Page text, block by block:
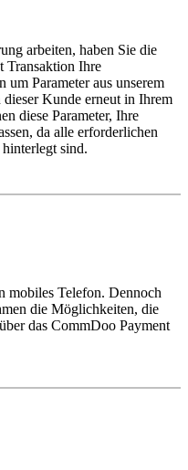
arbeiten, haben Sie die
Transaktion Ihre
um Parameter aus unserem
dieser Kunde erneut in Ihrem
diese Parameter, Ihre
da alle erforderlichen
sind.
mobiles Telefon. Dennoch
die Möglichkeiten, die
das CommDoo Payment